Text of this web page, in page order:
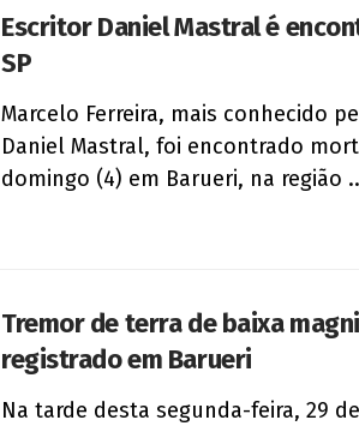
Escritor Daniel Mastral é
SP
Marcelo Ferreira, mais conhecido
Daniel Mastral, foi encontrado
domingo (4) em Barueri, na região
Tremor de terra de baixa
registrado em Barueri
Na tarde desta segunda-feira, 29